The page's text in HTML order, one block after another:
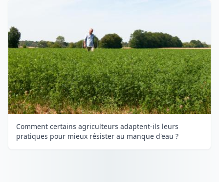
Comment certains agriculteurs adaptent-ils leurs
pratiques pour mieux résister au manque d'eau ?